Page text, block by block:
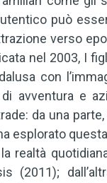
può
verso
nel 2003, I
con
avventura e
da una
esplorato
realtà
(2011);